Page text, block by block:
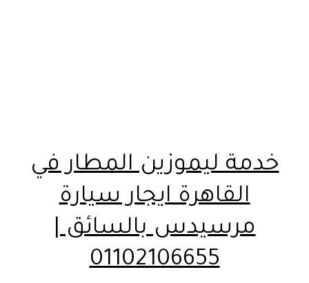
خدمة ليموزين المطار في
القاهرة ايجار سيارة
مرسيدس بالسائق |
01102106655